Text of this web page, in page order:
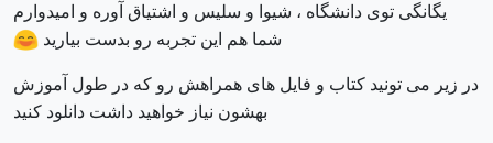
یگانگی توی دانشگاه ، شیوا و سلیس و اشتیاق آوره و امیدوارم
شما هم این تجربه رو بدست بیارید
در زیر می تونید کتاب و فایل های همراهش رو که در طول آموزش
بهشون نیاز خواهید داشت دانلود کنید